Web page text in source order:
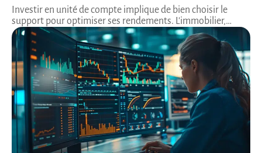
Investir en unité de compte implique de bien choisir le
support pour optimiser ses rendements. L'immobilier,…